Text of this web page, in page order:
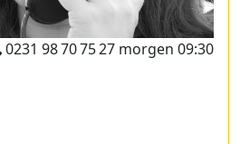
0231 98 70 75 27morgen 09:30